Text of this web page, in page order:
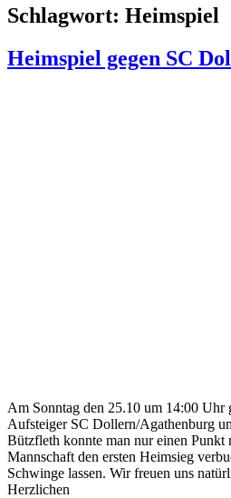
Schlagwort: Heimspiel
Heimspiel gegen SC
Am Sonntag den 25.10 um 14:00 Uhr
Aufsteiger SC Dollern/Agathenburg
Bützfleth konnte man nur einen
Mannschaft den ersten Heimsieg
Schwinge lassen. Wir freuen uns
Herzlichen